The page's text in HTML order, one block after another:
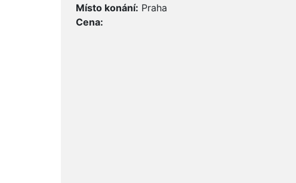
Místo konání: Praha
Cena: